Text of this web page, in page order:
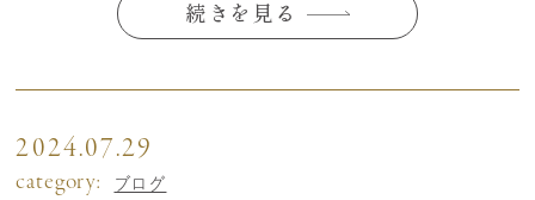
続きを見る
2024.07.29
category: ブログ